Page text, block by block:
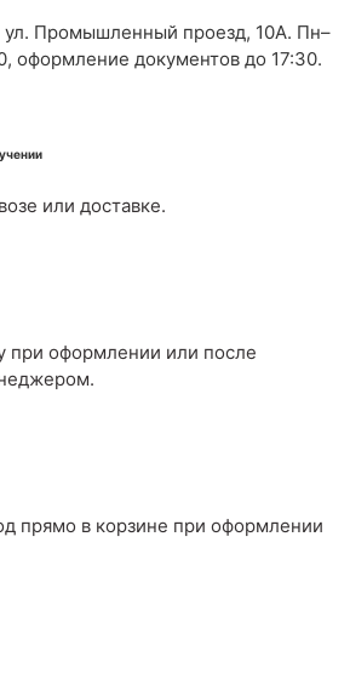
ул. Промышленный проезд, 10А. Пн–
оформление документов до 17:30.
или доставке.
при оформлении или после
прямо в корзине при оформлении